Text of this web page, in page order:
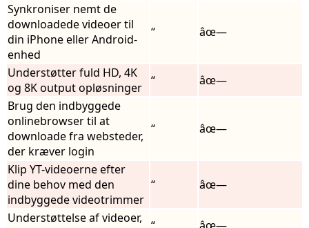
Synkroniser nemt de
downloadede videoer til
din iPhone eller Android-
enhed
“ âœ—
Understøtter fuld HD, 4K
og 8K output opløsninger “
âœ—
Brug den indbyggede
onlinebrowser til at
downloade fra websteder,
der kræver login
“ âœ—
Klip YT-videoerne efter
dine behov med den
indbyggede videotrimmer
“ âœ—
Understøttelse af videoer,